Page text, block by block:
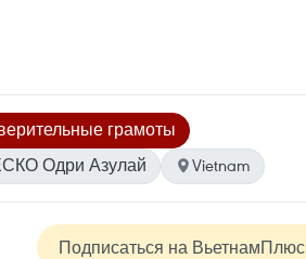
грамоты
Одри Азулай
Vietnam
Подписаться на ВьетнамПлюс